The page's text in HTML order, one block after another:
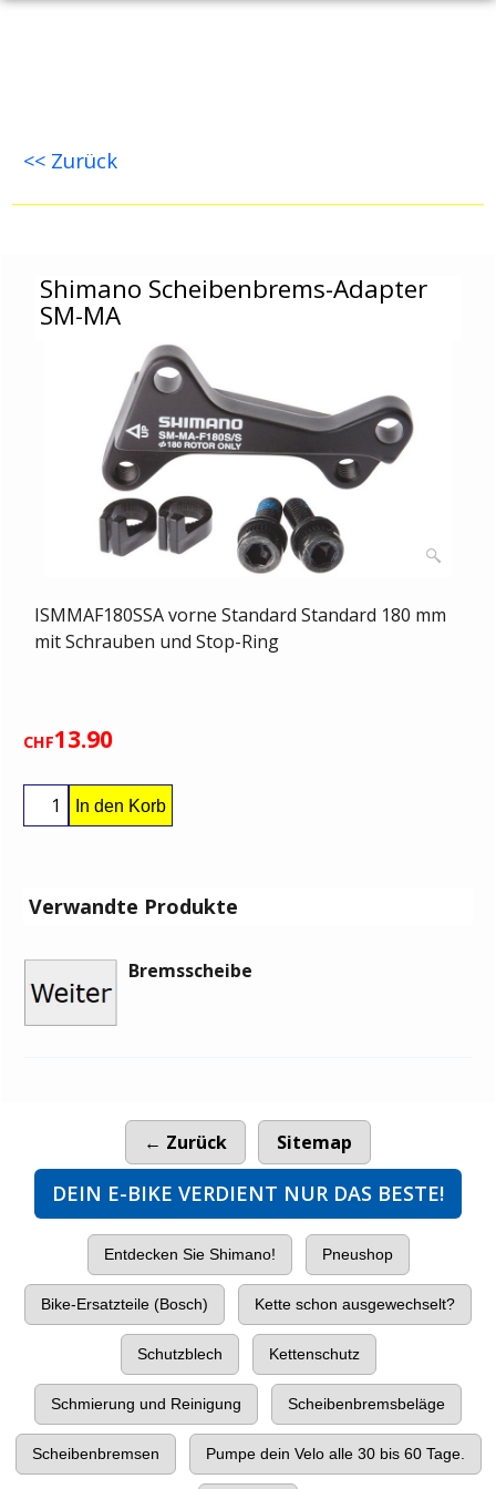
<< Zurück
Shimano Scheibenbrems-Adapter
SM-MA
ISMMAF180SSA vorne Standard Standard 180 mm
mit Schrauben und Stop-Ring
CHF13.90
In den Korb
Verwandte Produkte
Bremsscheibe
← Zurück Sitemap
DEIN E-BIKE VERDIENT NUR DAS BESTE!
Entdecken Sie Shimano! Pneushop
Bike-Ersatzteile (Bosch) Kette schon ausgewechselt?
Schutzblech Kettenschutz
Schmierung und Reinigung Scheibenbremsbeläge
Scheibenbremsen Pumpe dein Velo alle 30 bis 60 Tage.